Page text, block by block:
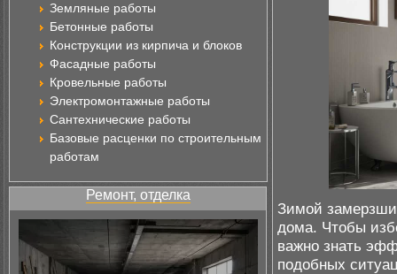
Земляные работы
Бетонные работы
Конструкции из кирпича и блоков
Фасадные работы
Кровельные работы
Электромонтажные работы
Сантехнические работы
Базовые расценки по строительным
работам
Ремонт, отделка
Зимой
дома. Чтобы
важно знать
подобных